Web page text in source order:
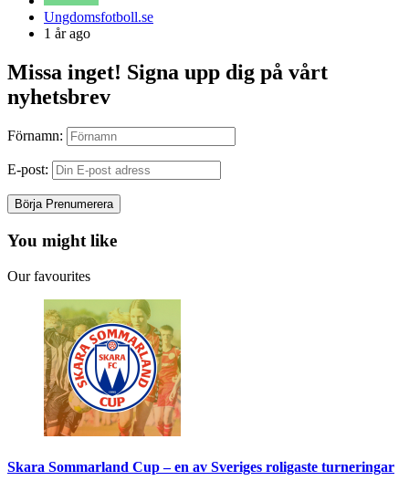
Posted
by
Ungdomsfotboll.se
1 år ago
Missa inget! Signa upp dig på vårt
nyhetsbrev
Förnamn:
E-post:
You might like
Our favourites
Skara Sommarland Cup – en av Sveriges roligaste turneringar